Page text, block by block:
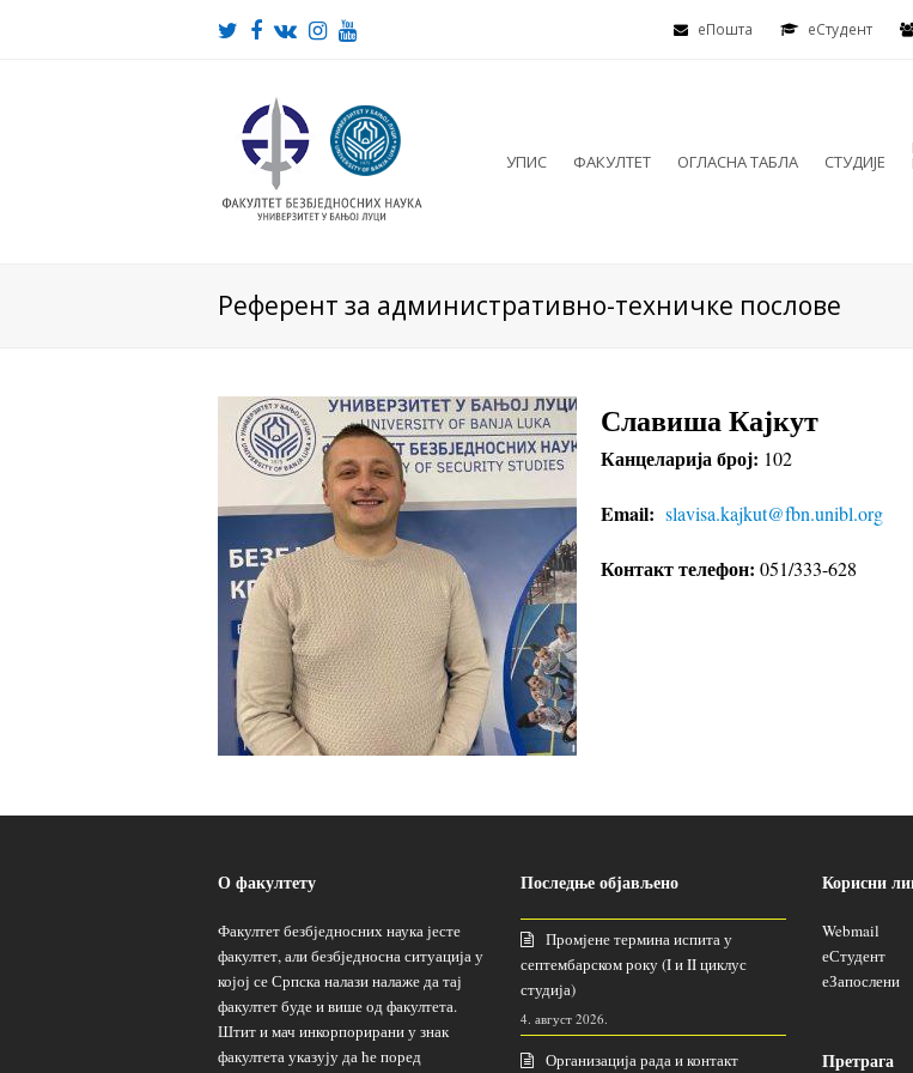
еПошта eСтудент
Twitter
Facebook
VKInstagram
Youtube
УПИС ФАКУЛТЕТ ОГЛАСНА ТАБЛА СТУДИЈЕ
Референт за административно-техничке послове
Славиша Кајкут
Канцеларија број: 102
Email: slavisa.kajkut@fbn.unibl.org
Контакт телефон: 051/333-628
О факултету
Факултет безбједносних наука јесте
факултет, али безбједносна ситуација у
којој се Српска налази налаже да тај
факултет буде и више од факултета.
Штит и мач инкорпорирани у знак
факултета указују да ће поред
Последње објављено
Промјене термина испита у
септембарском року (I и II циклус
студија)
4. август 2026.
Организација рада и контакт
Корисни
Webmail
еСтудент
еЗапослени
Претрага